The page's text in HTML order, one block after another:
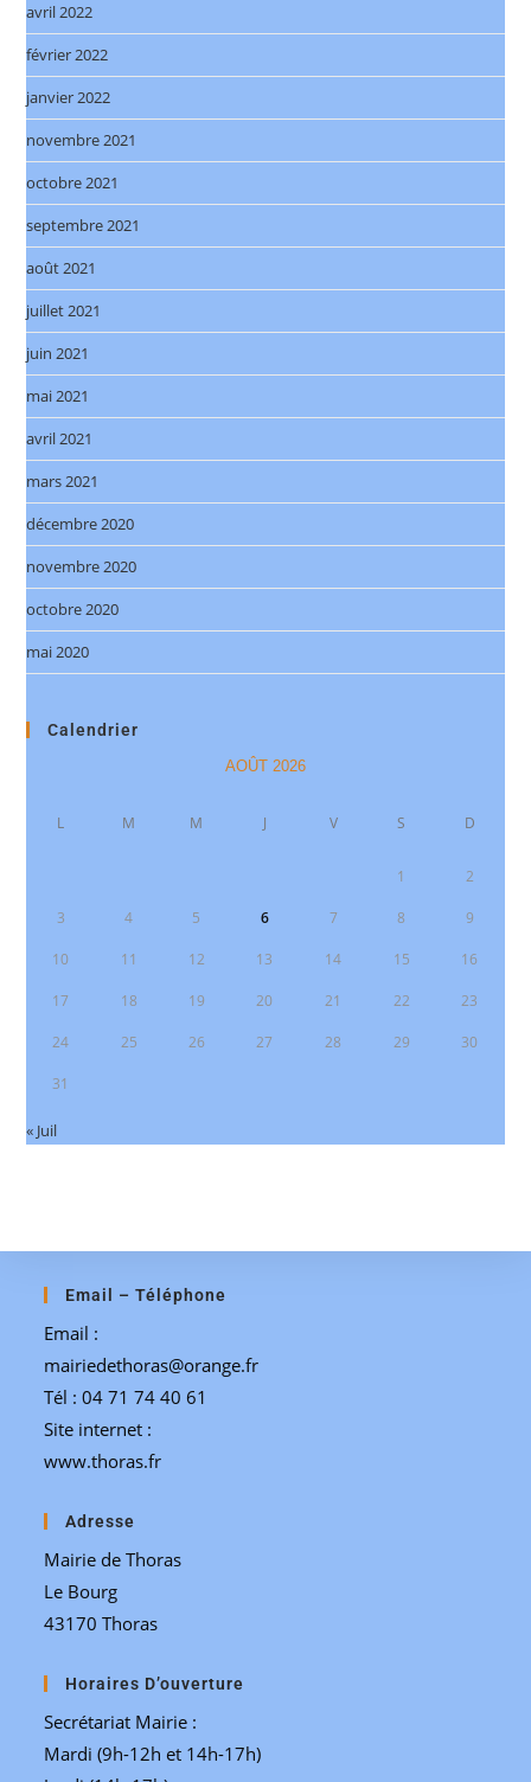
avril 2022
février 2022
janvier 2022
novembre 2021
octobre 2021
septembre 2021
août 2021
juillet 2021
juin 2021
mai 2021
avril 2021
mars 2021
décembre 2020
novembre 2020
octobre 2020
mai 2020
Calendrier
AOÛT 2026
L M M J V S D
1 2
3 4 5 6 7 8 9
10 11 12 13 14 15 16
17 18 19 20 21 22 23
24 25 26 27 28 29 30
31
« Juil
Email – Téléphone
Email :
mairiedethoras@orange.fr
Tél : 04 71 74 40 61
Site internet :
www.thoras.fr
Adresse
Mairie de Thoras
Le Bourg
43170 Thoras
Horaires D’ouverture
Secrétariat Mairie :
Mardi (9h-12h et 14h-17h)